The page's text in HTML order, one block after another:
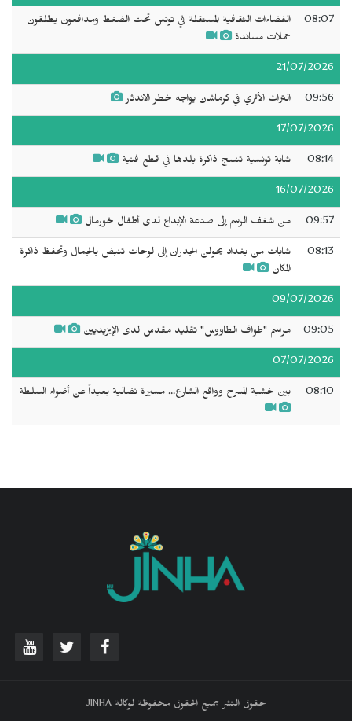
08:07
الفضاءات الثقافية المستقلة في تونس تحت الضغط ومدافعون يطلقون
حملات مساندة
21/07/2026
09:56 التراث الأثري في كرماشان يواجه خطر الاندثار
17/07/2026
08:14 شابة تونسية تنسج ذاكرة بلدها في قطع فنية
16/07/2026
09:57 من شغف الرسم إلى صناعة الإبداع لدى أطفال خورمال
08:13
شابات من بغداد يحولن الجدران إلى لوحات تنبض بالجمال وتحفظ ذاكرة
المكان
09/07/2026
09:05 مراسم "طواف الطاووس" تقليد مقدس لدى الإيزيديين
07/07/2026
08:10 بين خشبة المسرح وواقع الشارع... مسيرة نضالية بعيداً عن أضواء السلطة
حقوق النشر جميع الحقوق محفوظة لوكالة JINHA